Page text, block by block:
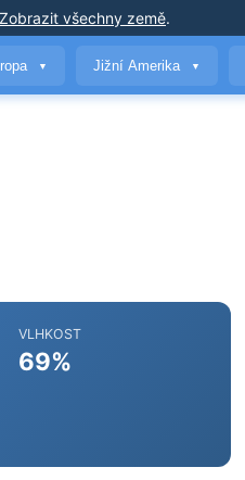
Zobrazit všechny země.
▼ Jižní Amerika ▼
VLHKOST
69%